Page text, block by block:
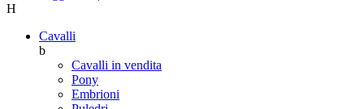
H
Cavalli
b
Cavalli in vendita
Pony
Embrioni